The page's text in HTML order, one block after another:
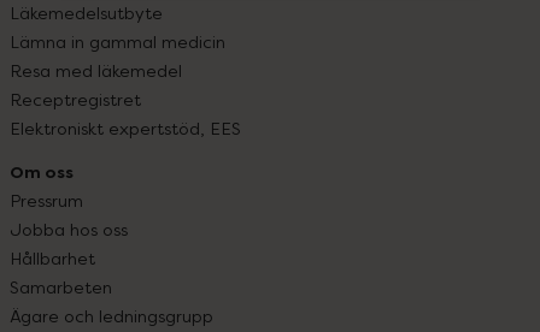
Läkemedelsutbyte
Lämna in gammal medicin
Resa med läkemedel
Receptregistret
Elektroniskt expertstöd, EES
Om oss
Pressrum
Jobba hos oss
Hållbarhet
Samarbeten
Ägare och ledningsgrupp